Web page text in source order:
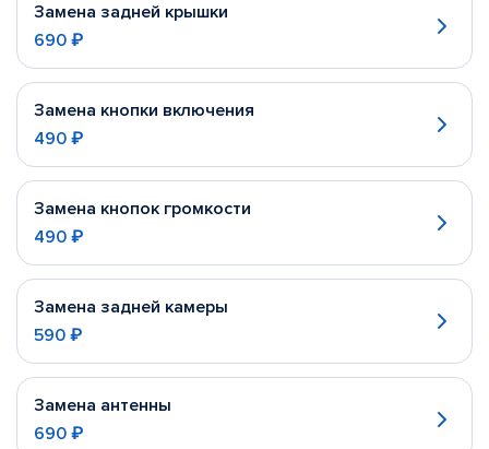
Замена задней крышки
690 ₽
Замена кнопки включения
490 ₽
Замена кнопок громкости
490 ₽
Замена задней камеры
590 ₽
Замена антенны
690 ₽